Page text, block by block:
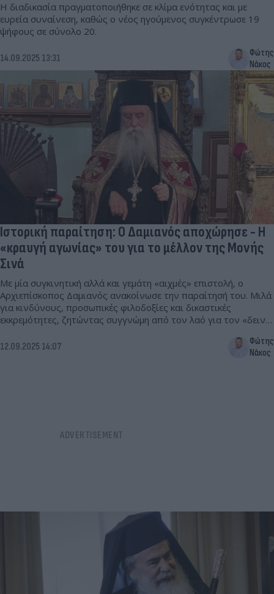
Η διαδικασία πραγματοποιήθηκε σε κλίμα ενότητας και με
ευρεία συναίνεση, καθώς ο νέος ηγούμενος συγκέντρωσε 19
ψήφους σε σύνολο 20.
14.09.2025 13:31
Φώτης
Νάκος
Ιστορική παραίτηση: Ο Δαμιανός αποχώρησε - Η
«κραυγή αγωνίας» του για το μέλλον της Μονής
Σινά
Με μία συγκινητική αλλά και γεμάτη «αιχμές» επιστολή, ο
Αρχιεπίσκοπος Δαμιανός ανακοίνωσε την παραίτησή του. Μιλά
για κινδύνους, προσωπικές φιλοδοξίες και δικαστικές
εκκρεμότητες, ζητώντας συγγνώμη από τον λαό για τον «δεινό
12.09.2025 14:07
Φώτης
Νάκος